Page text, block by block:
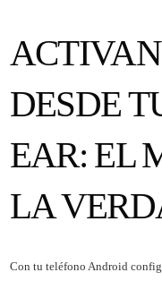
DESDE
EAR: EL
LA
Con tu teléfono Android